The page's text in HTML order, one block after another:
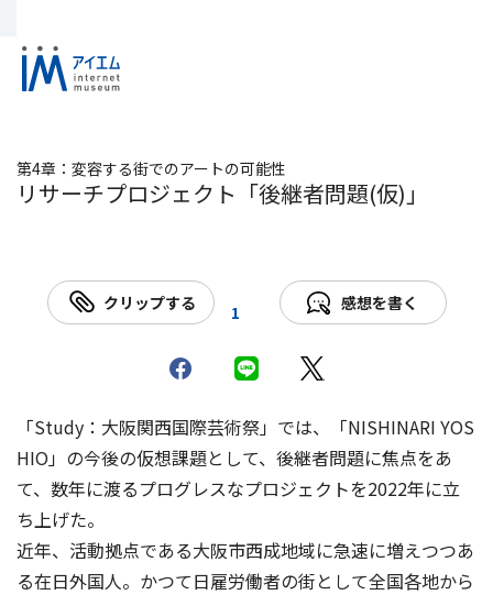
第4章：変容する街でのアートの可能性
リサーチプロジェクト「後継者問題(仮)」
クリップする 1 感想を書く
「Study：大阪関西国際芸術祭」では、「NISHINARI YOS
HIO」の今後の仮想課題として、後継者問題に焦点をあ
て、数年に渡るプログレスなプロジェクトを2022年に立
ち上げた。
近年、活動拠点である大阪市西成地域に急速に増えつつあ
る在日外国人。かつて日雇労働者の街として全国各地から